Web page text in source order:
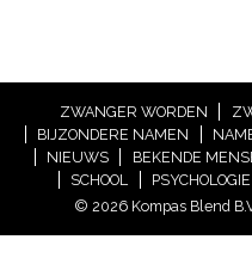
ZWANGER WORDEN
BIJZONDERE NAMEN
NIEUWS
BEKENDE
SCHOOL
PSYCHOLOGIE
© 2026 Kompas Blend